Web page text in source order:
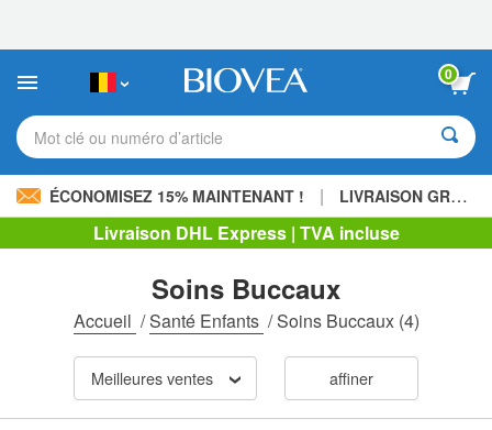
:
site
comprend
un
d'accessibilité.
0
Mot clé ou numéro d’article
ÉCONOMISEZ 15% MAINTENANT ! | LIVRAISON GRATUITE
Livraison DHL Express | TVA incluse
Soins Buccaux
Accueil /Santé Enfants /Soins Buccaux(4)
Meilleures ventes affiner